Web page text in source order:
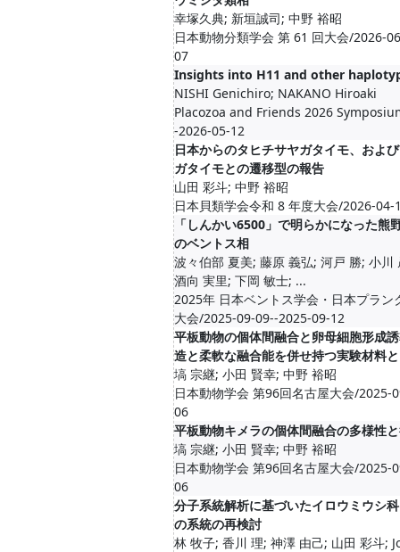
幸塚久典; 新垣誠司; 中野 裕昭
日本動物分類学会 第 61 回大会/2026-
07
Insights into H11 and other
NISHI Genichiro; NAKANO Hiroaki
Placozoa and Friends 2026
-2026-05-12
日本からのタヒチサヤガタイモ、およ
ガタイモとの遷移型の報告
山田 彩斗; 中野 裕昭
日本貝類学会令和 8 年度大会/2026-
「しんかい6500」で明らかになった熊
のベントス相
波々伯部 夏美; 藤原 義弘; 河戸 勝; 小川
酒向 実里; 下岡 敏士; ...
2025年 日本ベントス学会・日本プラン
大会/2025-09-09--2025-09-12
平板動物の個体間融合と卵母細胞形成
造と柔軟な融合能を併せ持つ実験材料
塙 宗継; 小田 賢幸; 中野 裕昭
日本動物学会 第96回名古屋大会/2025-
06
平板動物キメラの個体間融合の多様性
塙 宗継; 小田 賢幸; 中野 裕昭
日本動物学会 第96回名古屋大会/2025-
06
分子系統解析に基づいたイロウミウシ
の系統の再検討
林 牧子; 香川 理; 神澤 由己; 山田 彩斗;